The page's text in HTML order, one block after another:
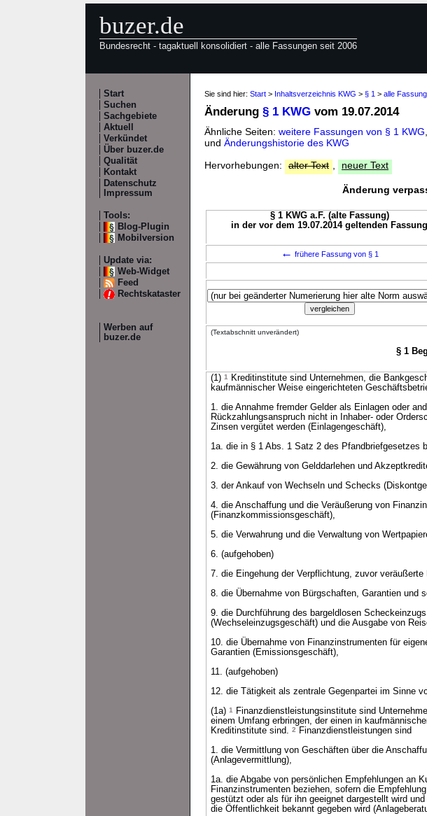
buzer.de
Bundesrecht - tagaktuell konsolidiert - alle Fassungen seit 2006
Start
Suchen
Sachgebiete
Aktuell
Verkündet
Über buzer.de
Qualität
Kontakt
Datenschutz
Impressum
Tools:
Blog-Plugin
Mobilversion
Update via:
Web-Widget
Feed
Rechtskataster
Werben auf
buzer.de
Sie sind hier: Start > Inhaltsverzeichnis KWG > § 1 > alle
Änderung § 1 KWG vom 19.07.2014
Ähnliche Seiten: weitere Fassungen von § 1 KWG
und Änderungshistorie des KWG
Hervorhebungen:
alter Text neuer Text
Änderung
§ 1 KWG a.F. (alte Fassung)
in der vor dem 19.07.2014 geltenden Fassung
← frühere Fassung von § 1
(Textabschnitt unverändert)
§ 1
(1) 1
Kreditinstitute sind Unternehmen, die
kaufmännischer Weise eingerichteten
1. die Annahme fremder Gelder als Einlagen oder
Rückzahlungsanspruch nicht in Inhaber- oder
Zinsen vergütet werden (Einlagengeschäft),
1a. die in § 1 Abs. 1 Satz 2 des Pfandbriefgesetzes
2. die Gewährung von Gelddarlehen und
3. der Ankauf von Wechseln und Schecks
4. die Anschaffung und die Veräußerung von
(Finanzkommissionsgeschäft),
5. die Verwahrung und die Verwaltung von
6. (aufgehoben)
7. die Eingehung der Verpflichtung, zuvor
8. die Übernahme von Bürgschaften, Garantien und
9. die Durchführung des bargeldlosen
(Wechseleinzugsgeschäft) und die Ausgabe von
10. die Übernahme von Finanzinstrumenten für
Garantien (Emissionsgeschäft),
11. (aufgehoben)
12. die Tätigkeit als zentrale Gegenpartei im Sinne
(1a) 1
Finanzdienstleistungsinstitute sind
einem Umfang erbringen, der einen in
Kreditinstitute sind. 2
Finanzdienstleistungen sind
1. die Vermittlung von Geschäften über die
(Anlagevermittlung),
1a. die Abgabe von persönlichen Empfehlungen an
Finanzinstrumenten beziehen, sofern die
gestützt oder als für ihn geeignet dargestellt wird
die Öffentlichkeit bekannt gegeben wird